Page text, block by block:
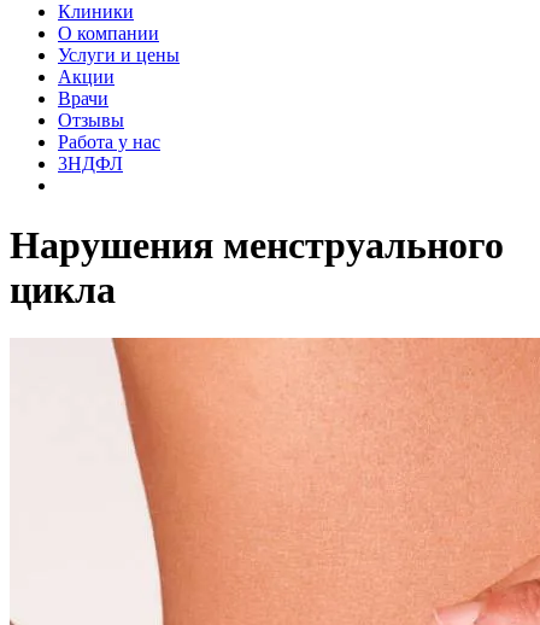
Клиники
О компании
Услуги и цены
Акции
Врачи
Отзывы
Работа у нас
3НДФЛ
Нарушения менструального
цикла